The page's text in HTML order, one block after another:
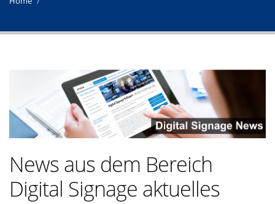
News aus dem Bereich
Digital Signage aktuelles